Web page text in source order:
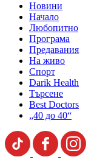
Новини
Начало
Любопитно
Програма
Предавания
На живо
Спорт
Darik Health
Търсене
Best Doctors
„40 до 40“